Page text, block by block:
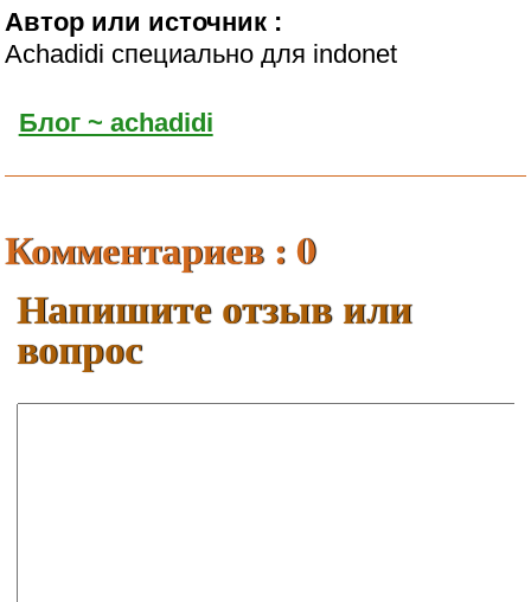
Автор или источник :
Achadidi специально для indonet
Блог ~ achadidi
Комментариев : 0
Напишите отзыв или
вопрос